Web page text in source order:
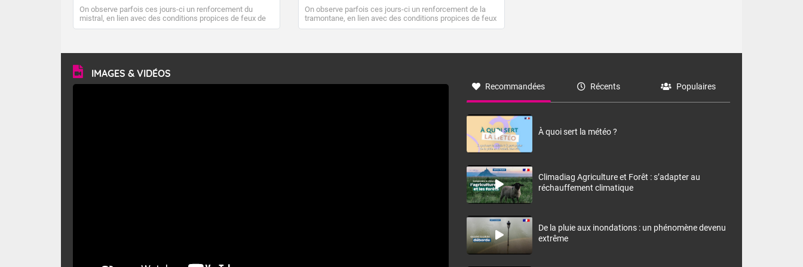
On observe parfois ces jours-ci un renforcement du
mistral, en lien avec des conditions propices de feux de
forêt. Mais qu'est-ce que le mistral ? Quelles sont ses
vitesse moyenne de 50 km/h et atteindre 80 à 100 km/h
en rafales, parfois davantage. Il parcourt la basse vallée
du Rhône et la Provence et envahit le littoral
méditerranéen à partir de la Camargue.
On observe parfois ces jours-ci un renforcement de la
tramontane, en lien avec des conditions propices de feux
de forêt. Mais qu'est-ce que la tramontane ? Quelles sont
à nord-ouest, dans un secteur qui part du Roussillon à la
monts, en allusion aux régions montagneuses d’où
IMAGES & VIDÉOS
Recommandées Récents Populaires
À quoi sert la météo ?
Climadiag Agriculture et Forêt : s’adapter au
réchauffement climatique
De la pluie aux inondations : un phénomène devenu
extrême